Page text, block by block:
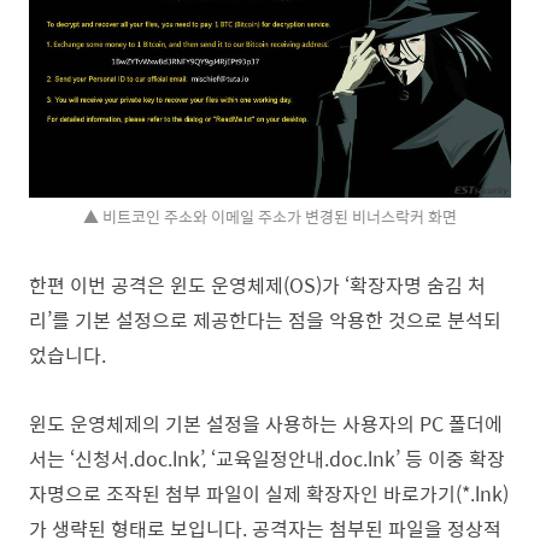
▲ 비트코인 주소와 이메일 주소가 변경된 비너스락커 화면
한편 이번 공격은 윈도 운영체제(OS)가 ‘확장자명 숨김 처
리’를 기본 설정으로 제공한다는 점을 악용한 것으로 분석되
었습니다.
윈도 운영체제의 기본 설정을 사용하는 사용자의 PC 폴더에
서는 ‘신청서.doc.lnk’, ‘교육일정안내.doc.lnk’ 등 이중 확장
자명으로 조작된 첨부 파일이 실제 확장자인 바로가기(*.lnk)
가 생략된 형태로 보입니다. 공격자는 첨부된 파일을 정상적